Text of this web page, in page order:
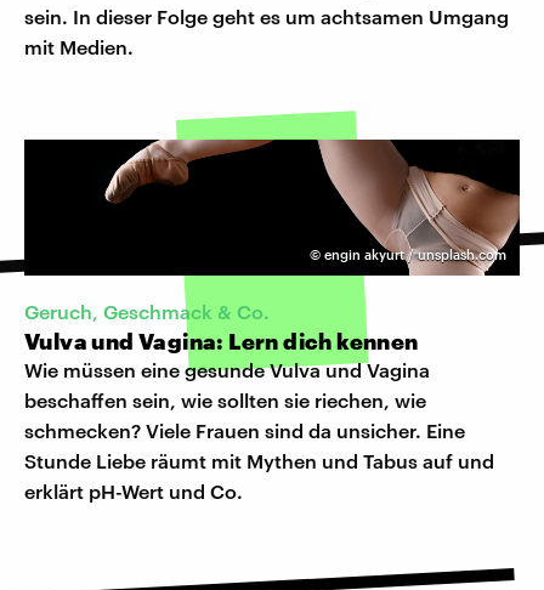
sein. In dieser Folge geht es um achtsamen Umgang
mit Medien.
© engin akyurt / unsplash.com
Geruch, Geschmack & Co.
Vulva und Vagina: Lern dich kennen
Wie müssen eine gesunde Vulva und Vagina
beschaffen sein, wie sollten sie riechen, wie
schmecken? Viele Frauen sind da unsicher. Eine
Stunde Liebe räumt mit Mythen und Tabus auf und
erklärt pH-Wert und Co.